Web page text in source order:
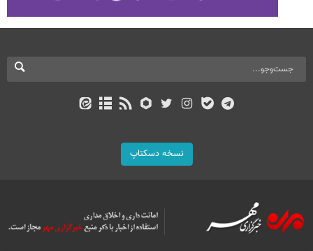
نسخه دسکتاپ